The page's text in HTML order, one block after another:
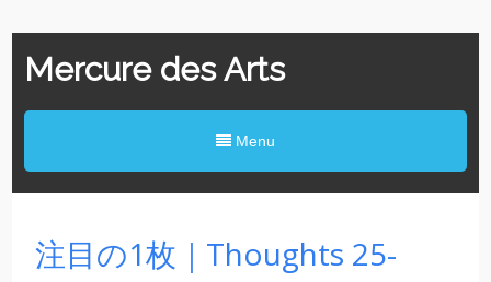
Mercure des Arts
Menu
注目の1枚｜Thoughts 25-